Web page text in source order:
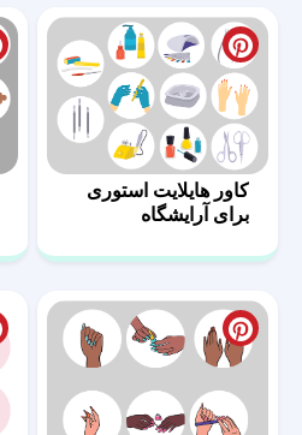
کاور هایلایت استوری
برای آرایشگاه